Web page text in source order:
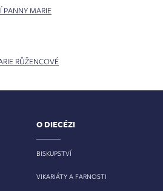
PANNY MARIE
RŮŽENCOVÉ
O DIECÉZI
BISKUPSTVÍ
VIKARIÁTY A FARNOSTI